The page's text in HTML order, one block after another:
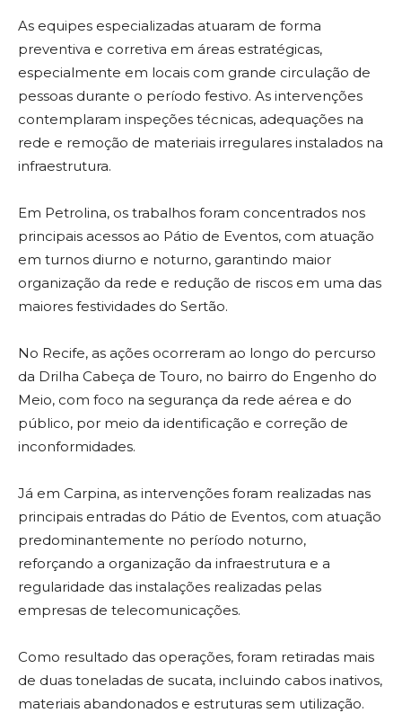
As equipes especializadas atuaram de forma
preventiva e corretiva em áreas estratégicas,
especialmente em locais com grande circulação de
pessoas durante o período festivo. As intervenções
contemplaram inspeções técnicas, adequações na
rede e remoção de materiais irregulares instalados na
infraestrutura.
Em Petrolina, os trabalhos foram concentrados nos
principais acessos ao Pátio de Eventos, com atuação
em turnos diurno e noturno, garantindo maior
organização da rede e redução de riscos em uma das
maiores festividades do Sertão.
No Recife, as ações ocorreram ao longo do percurso
da Drilha Cabeça de Touro, no bairro do Engenho do
Meio, com foco na segurança da rede aérea e do
público, por meio da identificação e correção de
inconformidades.
Já em Carpina, as intervenções foram realizadas nas
principais entradas do Pátio de Eventos, com atuação
predominantemente no período noturno,
reforçando a organização da infraestrutura e a
regularidade das instalações realizadas pelas
empresas de telecomunicações.
Como resultado das operações, foram retiradas mais
de duas toneladas de sucata, incluindo cabos inativos,
materiais abandonados e estruturas sem utilização.